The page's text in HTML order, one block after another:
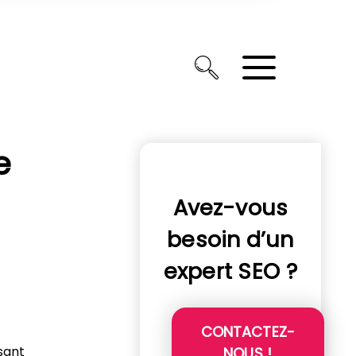
Avez-vous
besoin d’un
expert SEO ?
CONTACTEZ-